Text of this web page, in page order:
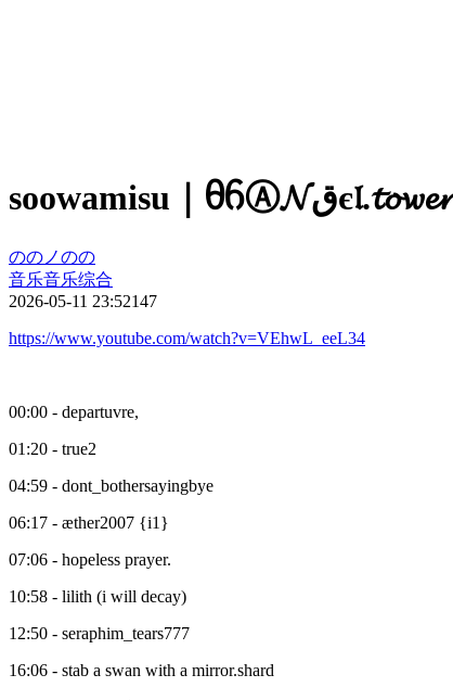
soowamisu｜ᦲ​ᦆ​Ⓐ​𝓝​ق​є​𝔩​.​𝓽​𝓸​𝔀​𝓮​𝓻
ののノのの
音乐音乐综合
2026-05-11 23:52147
https://www.youtube.com/watch?v=VEhwL_eeL34
00:00 - departuvre,
01:20 - true2
04:59 - dont_bothersayingbye
06:17 - æther2007 {i1}
07:06 - hopeless prayer.
10:58 - lilith (i will decay)
12:50 - seraphim_tears777
16:06 - stab a swan with a mirror.shard